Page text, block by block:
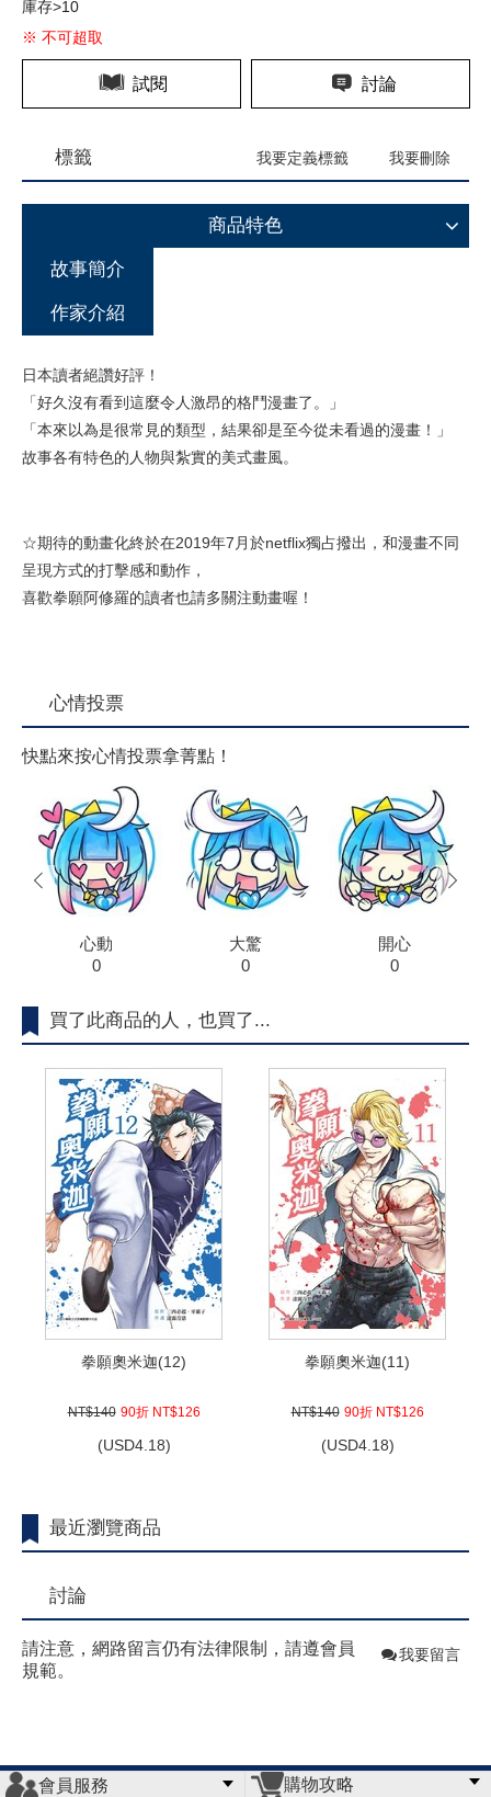
庫存>10
※ 不可超取
試閱 討論
標籤 我要定義標籤 我要刪除
商品特色
故事簡介
作家介紹
日本讀者絕讚好評！
「好久沒有看到這麼令人激昂的格鬥漫畫了。」
「本來以為是很常見的類型，結果卻是至今從未看過的漫畫！」
故事各有特色的人物與紮實的美式畫風。
☆期待的動畫化終於在2019年7月於netflix獨占撥出，和漫畫不同
呈現方式的打擊感和動作，
喜歡拳願阿修羅的讀者也請多關注動畫喔！
心情投票
快點來按心情投票拿菁點！
心動
0
大驚
0
開心
0
prev next
買了此商品的人，也買了...
拳願奧米迦(12)
NT$140 90折 NT$126
(USD4.18)
拳願奧米迦(11)
NT$140 90折 NT$126
(USD4.18)
最近瀏覽商品
討論
請注意，網路留言仍有法律限制，請遵會員
規範。
我要留言
會員服務 購物攻略